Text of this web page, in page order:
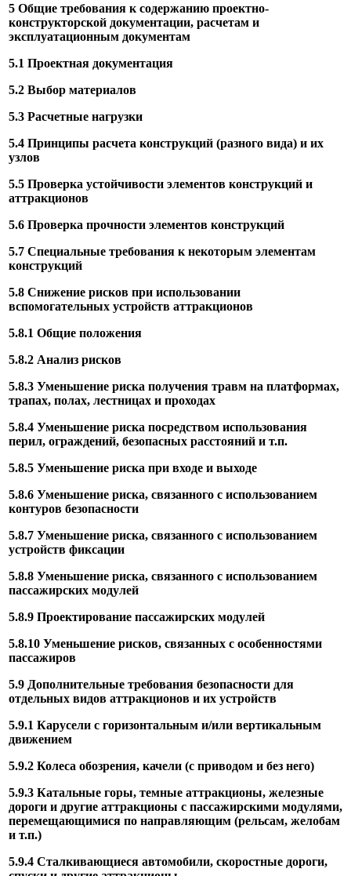
5 Общие требования к содержанию проектно-
конструкторской документации, расчетам и
эксплуатационным документам
5.1 Проектная документация
5.2 Выбор материалов
5.3 Расчетные нагрузки
5.4 Принципы расчета конструкций (разного вида) и их
узлов
5.5 Проверка устойчивости элементов конструкций и
аттракционов
5.6 Проверка прочности элементов конструкций
5.7 Специальные требования к некоторым элементам
конструкций
5.8 Снижение рисков при использовании
вспомогательных устройств аттракционов
5.8.1 Общие положения
5.8.2 Анализ рисков
5.8.3 Уменьшение риска получения травм на платформах,
трапах, полах, лестницах и проходах
5.8.4 Уменьшение риска посредством использования
перил, ограждений, безопасных расстояний и т.п.
5.8.5 Уменьшение риска при входе и выходе
5.8.6 Уменьшение риска, связанного с использованием
контуров безопасности
5.8.7 Уменьшение риска, связанного с использованием
устройств фиксации
5.8.8 Уменьшение риска, связанного с использованием
пассажирских модулей
5.8.9 Проектирование пассажирских модулей
5.8.10 Уменьшение рисков, связанных с особенностями
пассажиров
5.9 Дополнительные требования безопасности для
отдельных видов аттракционов и их устройств
5.9.1 Карусели с горизонтальным и/или вертикальным
движением
5.9.2 Колеса обозрения, качели (с приводом и без него)
5.9.3 Катальные горы, темные аттракционы, железные
дороги и другие аттракционы с пассажирскими модулями,
перемещающимися по направляющим (рельсам, желобам
и т.п.)
5.9.4 Сталкивающиеся автомобили, скоростные дороги,